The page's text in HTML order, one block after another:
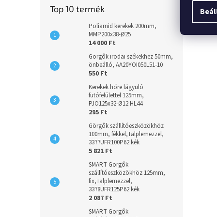
Top 10 termék
Poliamid kerekek 200mm,
MMP200x38-Ø25
14 000 Ft
Görgők irodai székekhez 50mm,
önbeálló, AA20YOI050L51-10
550 Ft
Kerekek hőre lágyuló
futófelülettel 125mm,
PJO125x32-Ø12 HL44
295 Ft
Görgők szállítóeszközökhöz
100mm, fékkel,Talplemezzel,
3377UFR100P62 kék
5 821 Ft
SMART Görgők
szállítóeszközökhöz 125mm,
fix,Talplemezzel,
3378UFR125P62 kék
2 087 Ft
SMART Görgők